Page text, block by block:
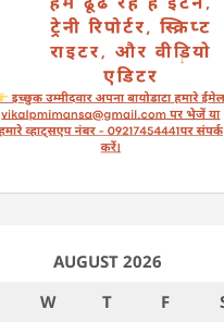
AUGUST 2026
W T F